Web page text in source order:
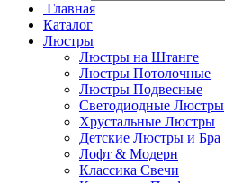
Главная
Каталог
Люстры
Люстры на Штанге
Люстры Потолочные
Люстры Подвесные
Светодиодные Люстры
Хрустальные Люстры
Детские Люстры и Бра
Лофт & Модерн
Классика Свечи